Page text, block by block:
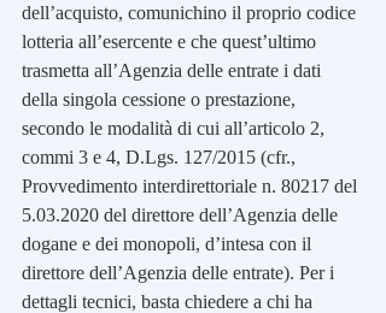
dell’acquisto, comunichino il proprio codice
lotteria all’esercente e che quest’ultimo
trasmetta all’Agenzia delle entrate i dati
della singola cessione o prestazione,
secondo le modalità di cui all’articolo 2,
commi 3 e 4, D.Lgs. 127/2015 (cfr.,
Provvedimento interdirettoriale n. 80217 del
5.03.2020 del direttore dell’Agenzia delle
dogane e dei monopoli, d’intesa con il
direttore dell’Agenzia delle entrate). Per i
dettagli tecnici, basta chiedere a chi ha